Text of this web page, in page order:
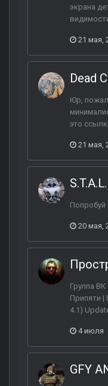
экрана
21 мая,
Dead
Юр,
это
21 мая,
Попробуй
20 мая,
Группа
Припяти |
4.1)
4 июля
GFY